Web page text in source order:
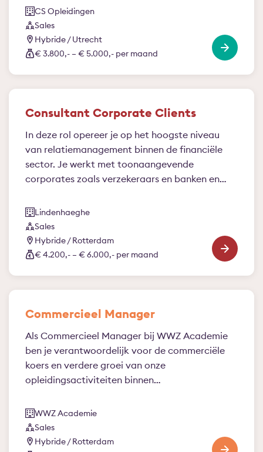
CS Opleidingen
Sales
Hybride / Utrecht
€ 3.800,- – € 5.000,- per maand
Consultant Corporate Clients
In deze rol opereer je op het hoogste niveau
van relatiemanagement binnen de financiële
sector. Je werkt met toonaangevende
corporates zoals verzekeraars en banken en
sparringpartner. Je kijkt verder dan de vraag
van vandaag, signaleert ontwikkelingen en
vertaalt deze naar kansen en richting voor de
toekomst.
Lindenhaeghe
Sales
Hybride / Rotterdam
€ 4.200,- – € 6.000,- per maand
Commercieel Manager
Als Commercieel Manager bij WWZ Academie
ben je verantwoordelijk voor de commerciële
koers en verdere groei van onze
opleidingsactiviteiten binnen…
WWZ Academie
Sales
Hybride / Rotterdam